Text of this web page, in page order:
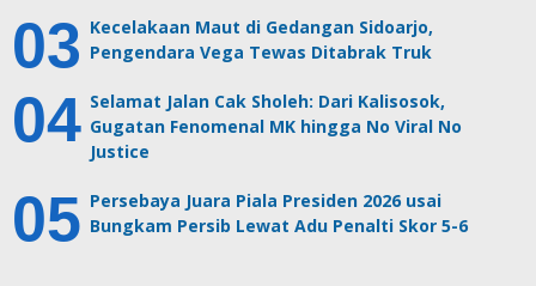
Kecelakaan Maut di Gedangan Sidoarjo,
Pengendara Vega Tewas Ditabrak Truk
Selamat Jalan Cak Sholeh: Dari Kalisosok,
Gugatan Fenomenal MK hingga No Viral No
Justice
Persebaya Juara Piala Presiden 2026 usai
Bungkam Persib Lewat Adu Penalti Skor 5-6